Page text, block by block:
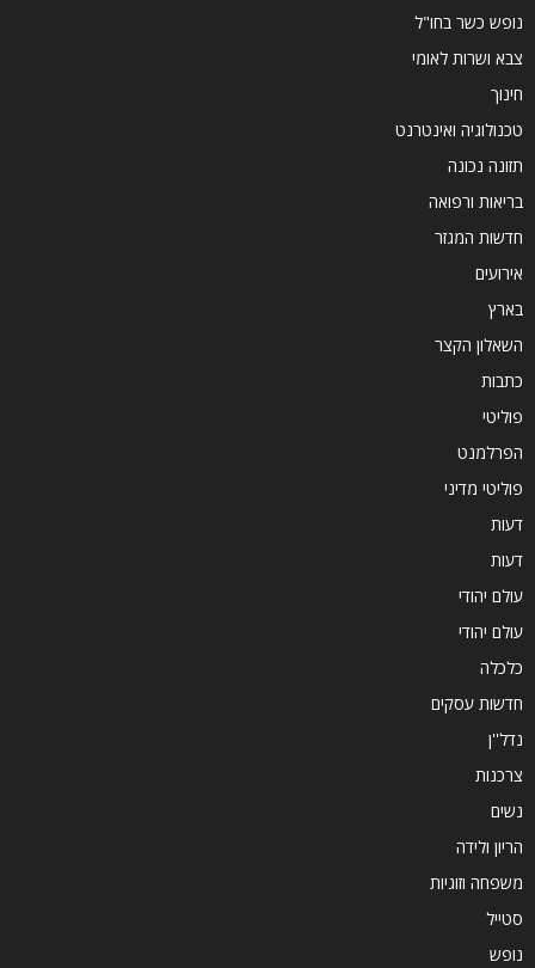
נופש כשר בחו"ל
צבא ושרות לאומי
חינוך
טכנולוגיה ואינטרנט
תזונה נכונה
בריאות ורפואה
חדשות המגזר
אירועים
בארץ
השאלון הקצר
כתבות
פוליטי
הפרלמנט
פוליטי מדיני
דעות
דעות
עולם יהודי
עולם יהודי
כלכלה
חדשות עסקים
נדל''ן
צרכנות
נשים
הריון ולידה
משפחה וזוגיות
סטייל
נופש